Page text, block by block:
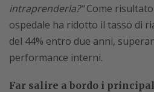
intraprenderla?”Come
ospedale ha ridotto il tasso di
del 44% entro due anni,
performance interni.
Far salire a bordo i